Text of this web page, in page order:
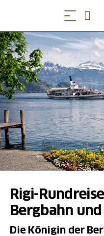
Rigi-
Bergbahn
Die Königin der